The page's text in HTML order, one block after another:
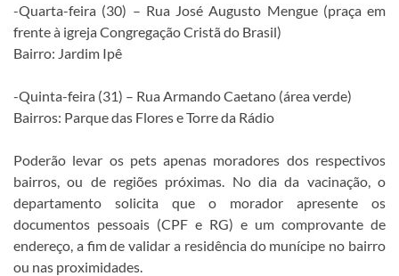
-Quarta-feira (30) – Rua José Augusto Mengue (praça em
frente à igreja Congregação Cristã do Brasil)
Bairro: Jardim Ipê
-Quinta-feira (31) – Rua Armando Caetano (área verde)
Bairros: Parque das Flores e Torre da Rádio
Poderão levar os pets apenas moradores dos respectivos
bairros, ou de regiões próximas. No dia da vacinação, o
departamento solicita que o morador apresente os
documentos pessoais (CPF e RG) e um comprovante de
endereço, a fim de validar a residência do munícipe no bairro
ou nas proximidades.